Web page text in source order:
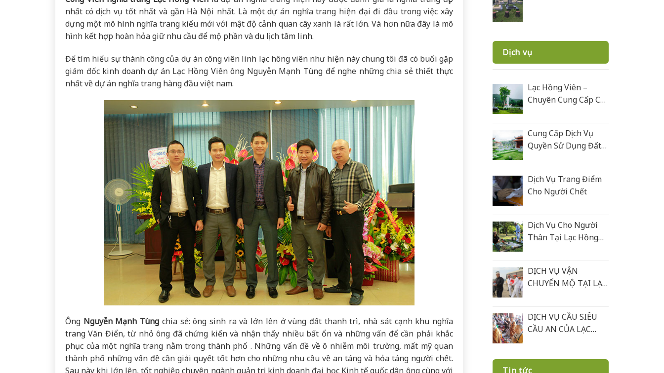
nhất có dịch vụ tốt nhất và gần Hà Nội nhất. Là một dự án nghĩa trang hiện đại đi đầu trong việc xây
dựng một mô hình nghĩa trang kiểu mới với mật độ cảnh quan cây xanh là rất lớn. Và hơn nữa đây là mô
hình kết hợp hoàn hỏa giữ nhu cầu để mộ phần và du lịch tâm linh.
Để tìm hiểu sự thành công của dự án công viên linh lạc hông viên như hiện này chung tôi đã có buổi gặp
giám đốc kinh doanh dự án Lạc Hồng Viên ông Nguyễn Mạnh Tùng để nghe những chia sẻ thiết thực
nhất về dự án nghĩa trang hàng đầu việt nam.
Ông Nguyễn Mạnh Tùng chia sẻ: ông sinh ra và lớn lên ở vùng đất thanh trì, nhà sát cạnh khu nghĩa
trang Văn Điển, từ nhỏ ông đã chứng kiến và nhận thấy nhiều bất ổn và những vấn để cần phải khắc
phục của một nghĩa trang nằm trong thành phố . Những vấn đề về ô nhiễm môi trường, mất mỹ quan
thành phố những vấn đề cần giải quyết tốt hơn cho những nhu cầu về an táng và hỏa táng người chết.
Sau này khi lớn lên, tốt nghiệp chuyên ngành quản trị kinh doanh đại học Kinh tế quốc dân ông cùng với
Dịch vụ
Lạc Hồng Viên –
Chuyên Cung Cấp Các
Cung Cấp Dịch Vụ
Quyền Sử Dụng Đất
Dịch Vụ Trang Điểm
Cho Người Chết
Dịch Vụ Cho Người
Thân Tại Lạc Hồng
DỊCH VỤ VẬN
CHUYỂN MỘ TẠI LẠC
DỊCH VỤ CẦU SIÊU
CẦU AN CỦA LẠC
Tin tức